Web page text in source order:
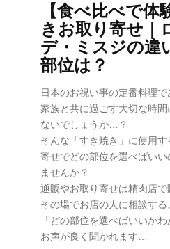
【食べ比べで体
きお取り寄せ｜
デ・ミスジの違
部位は？
日本のお祝い事の定番料理で
家族と共に過ごす大切な時
ないでしょうか…？
そんな「すき焼き」に使用
寄せでどの部位を選べばい
ませんか？
通販やお取り寄せは精肉店で
その場でお店の人に相談する
「どの部位を選べばいいか
お声が良く聞かれます…